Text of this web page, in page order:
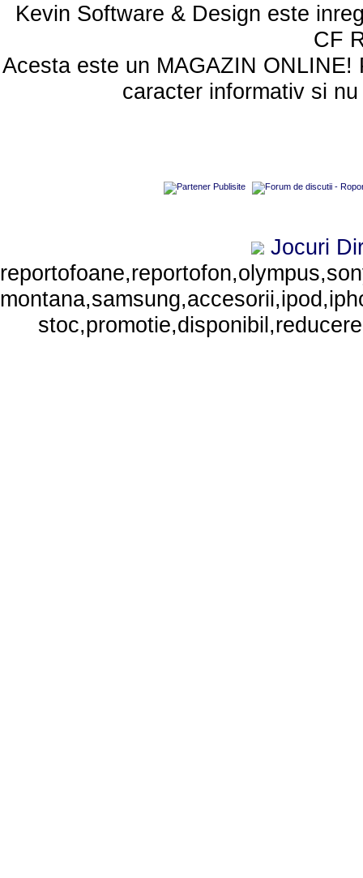
Kevin Software & Design este
CF
Acesta este un MAGAZIN
caracter informativ si
Jocuri